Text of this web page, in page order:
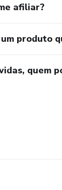
afiliar?
produto
quem